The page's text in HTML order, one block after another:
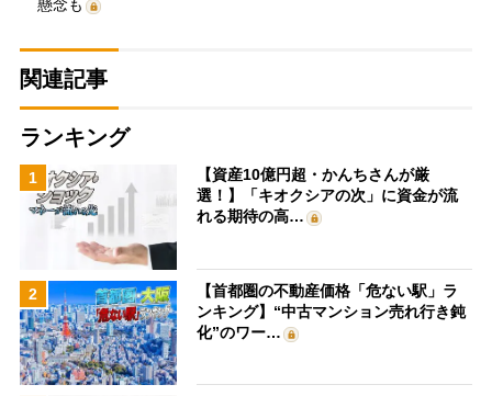
懸念も
関連記事
ランキング
1
【資産10億円超・かんちさんが厳
選！】「キオクシアの次」に資金が流
れる期待の高…
2
【首都圏の不動産価格「危ない駅」ラ
ンキング】“中古マンション売れ行き鈍
化”のワー…